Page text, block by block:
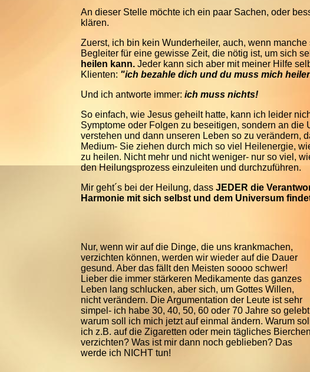
An dieser Stelle möchte ich ein paar Sachen, oder
klären.
Zuerst, ich bin kein Wunderheiler, auch, wenn
Begleiter für eine gewisse Zeit, die nötig ist, um sich
heilen kann. Jeder kann sich aber mit meiner Hilfe
Klienten: "ich bezahle dich und du muss mich
Und ich antworte immer: ich muss nichts!
So einfach, wie Jesus geheilt hatte, kann ich leider
Symptome oder Folgen zu beseitigen, sondern an
verstehen und dann unseren Leben so zu verändern,
Medium- Sie ziehen durch mich so viel Heilenergie,
zu heilen. Nicht mehr und nicht weniger- nur so viel,
den Heilungsprozess einzuleiten und durchzuführen.
Mir geht´s bei der Heilung, dass JEDER die
Harmonie mit sich selbst und dem Universum
Nur, wenn wir auf die Dinge, die uns krankmachen,
verzichten können, werden wir wieder auf die Dauer
gesund. Aber das fällt den Meisten soooo schwer!
Lieber die immer stärkeren Medikamente das ganzes
Leben lang schlucken, aber sich, um Gottes Willen,
nicht verändern. Die Argumentation der Leute ist sehr
simpel- ich habe 30, 40, 50, 60 oder 70 Jahre so
warum soll ich mich jetzt auf einmal ändern. Warum soll
ich z.B. auf die Zigaretten oder mein tägliches Bierchen
verzichten? Was ist mir dann noch geblieben? Das
werde ich NICHT tun!